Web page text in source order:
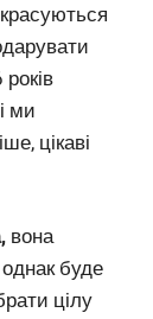
красуються
ми
цікаві
вона
буде
цілу